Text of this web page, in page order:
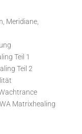
Meridiane,
Teil 1
Teil 2
Matrixhealing